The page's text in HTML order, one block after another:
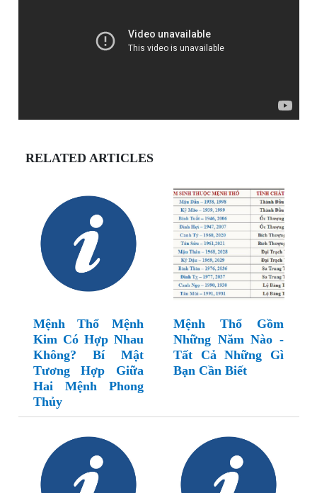
RELATED ARTICLES
Mệnh Thổ Mệnh
Kim Có Hợp Nhau
Không? Bí Mật
Tương Hợp Giữa
Hai Mệnh Phong
Thủy
Mệnh Thổ Gồm
Những Năm Nào -
Tất Cả Những Gì
Bạn Cần Biết